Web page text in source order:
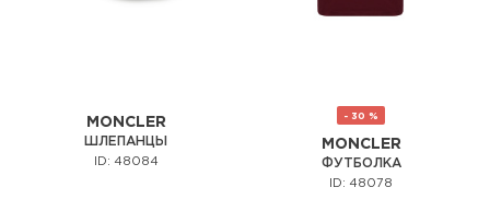
MONCLER
ШЛЕПАНЦЫ
ID: 48084
- 30 %
MONCLER
ФУТБОЛКА
ID: 48078